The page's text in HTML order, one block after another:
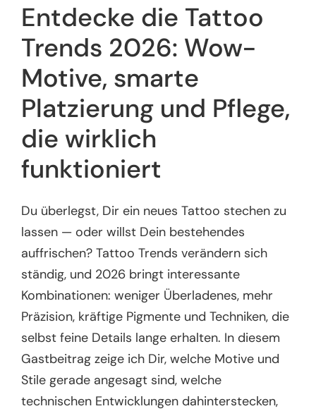
Entdecke die Tattoo
Trends 2026: Wow-
Motive, smarte
Platzierung und Pflege,
die wirklich
funktioniert
Du überlegst, Dir ein neues Tattoo stechen zu
lassen — oder willst Dein bestehendes
auffrischen? Tattoo Trends verändern sich
ständig, und 2026 bringt interessante
Kombinationen: weniger Überladenes, mehr
Präzision, kräftige Pigmente und Techniken, die
selbst feine Details lange erhalten. In diesem
Gastbeitrag zeige ich Dir, welche Motive und
Stile gerade angesagt sind, welche
technischen Entwicklungen dahinterstecken,